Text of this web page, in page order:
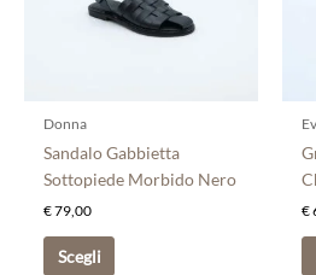
Donna
Sandalo Gabbietta
Sottopiede Morbido Nero
€79,00
Scegli
Le
opzioni
nella
pagina
€